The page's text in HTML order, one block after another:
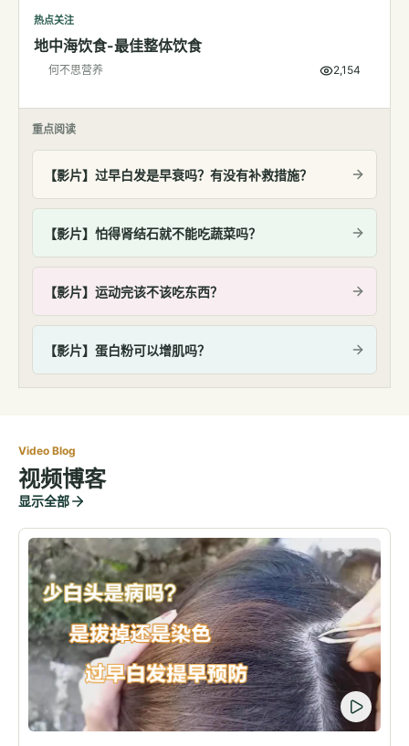
热点关注
地中海饮食-最佳整体饮食
何不思营养 2,154
重点阅读
【影片】过早白发是早衰吗？有没有补救措施？
【影片】怕得肾结石就不能吃蔬菜吗？
【影片】运动完该不该吃东西？
【影片】蛋白粉可以增肌吗？
Video Blog
视频博客
显示全部